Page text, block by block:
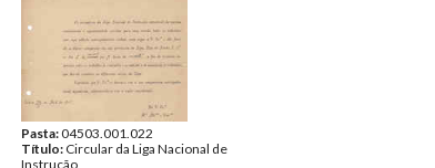
Pasta:04503.001.022
Título: Circular da Liga Nacional de
Instrução